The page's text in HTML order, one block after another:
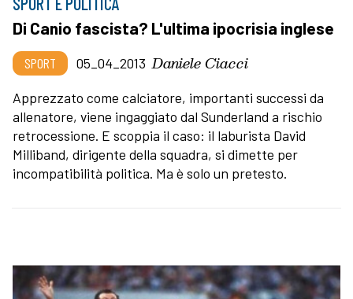
Di Canio fascista? L'ultima ipocrisia inglese
SPORT 05_04_2013 Daniele Ciacci
Apprezzato come calciatore, importanti successi da
allenatore, viene ingaggiato dal Sunderland a rischio
retrocessione. E scoppia il caso: il laburista David
Milliband, dirigente della squadra, si dimette per
incompatibilità politica. Ma è solo un pretesto.